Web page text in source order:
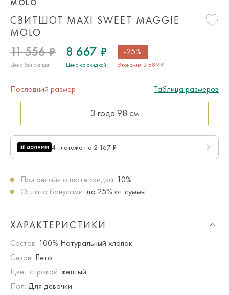
СВИТШОТ MAXI SWEET MAGGIE
MOLO
11 556 ₽
Цена без скидки
8 667 ₽
Цена со скидкой
-25%
Экономия 2 889 ₽
Последний размер Таблица размеров
3 года 98 см
4 платежа по 2 167 ₽
При онлайн оплате скидка: 10%
Оплата бонусами: до 25% от суммы
ХАРАКТЕРИСТИКИ
Состав: 100% Натуральный хлопок
Сезон: Лето
Цвет строкой: желтый
Пол: Для девочки